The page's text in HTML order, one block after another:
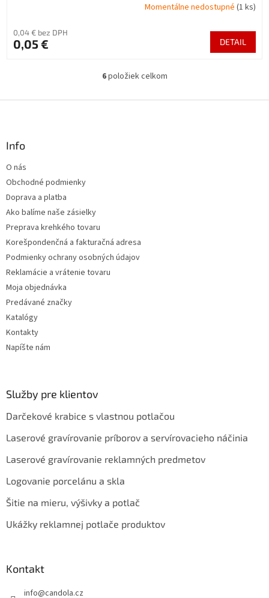
Momentálne nedostupné (1 ks)
0,04 € bez DPH
0,05 € DETAIL
O
l
v
p
6položiek celkom
Info
O nás
Obchodné podmienky
Doprava a platba
Ako balíme naše zásielky
Preprava krehkého tovaru
Korešpondenčná a fakturačná adresa
Podmienky ochrany osobných údajov
Reklamácie a vrátenie tovaru
Moja objednávka
Predávané značky
Katalógy
Kontakty
Napíšte nám
Služby pre klientov
Darčekové krabice s vlastnou potlačou
Laserové gravírovanie príborov a servírovacieho náčinia
Laserové gravírovanie reklamných predmetov
Logovanie porcelánu a skla
Šitie na mieru, výšivky a potlač
Ukážky reklamnej potlače produktov
Kontakt
info@candola.cz